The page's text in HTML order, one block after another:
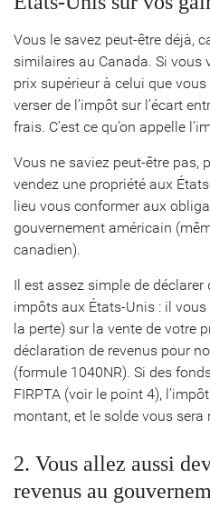
Vous le savez peut-être déjà,
similaires au Canada. Si vous
prix supérieur à celui que
verser de l’impôt sur l’écart
frais. C’est ce qu’on appelle
Vous ne saviez peut-être pas,
vendez une propriété aux
lieu vous conformer aux
gouvernement américain
canadien).
Il est assez simple de déclarer
impôts aux États-Unis : il
la perte) sur la vente de votre
déclaration de revenus pour
(formule 1040NR). Si des
FIRPTA (voir le point 4),
montant, et le solde vous sera
2. Vous allez aussi
revenus au